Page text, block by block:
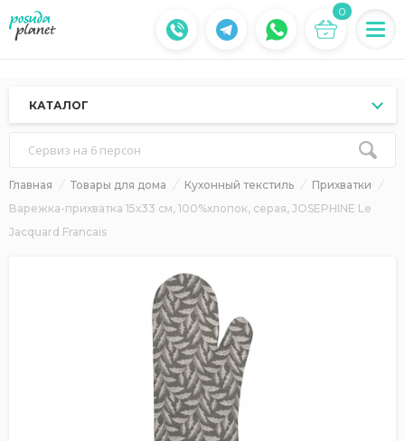
0
КАТАЛОГ
Сервиз на 6 персон
Главная Товары для дома Кухонный текстиль
Прихватки
Варежка-прихватка 15х33 см, 100%хлопок, серая, JOSEPHINE Le
Jacquard Francais